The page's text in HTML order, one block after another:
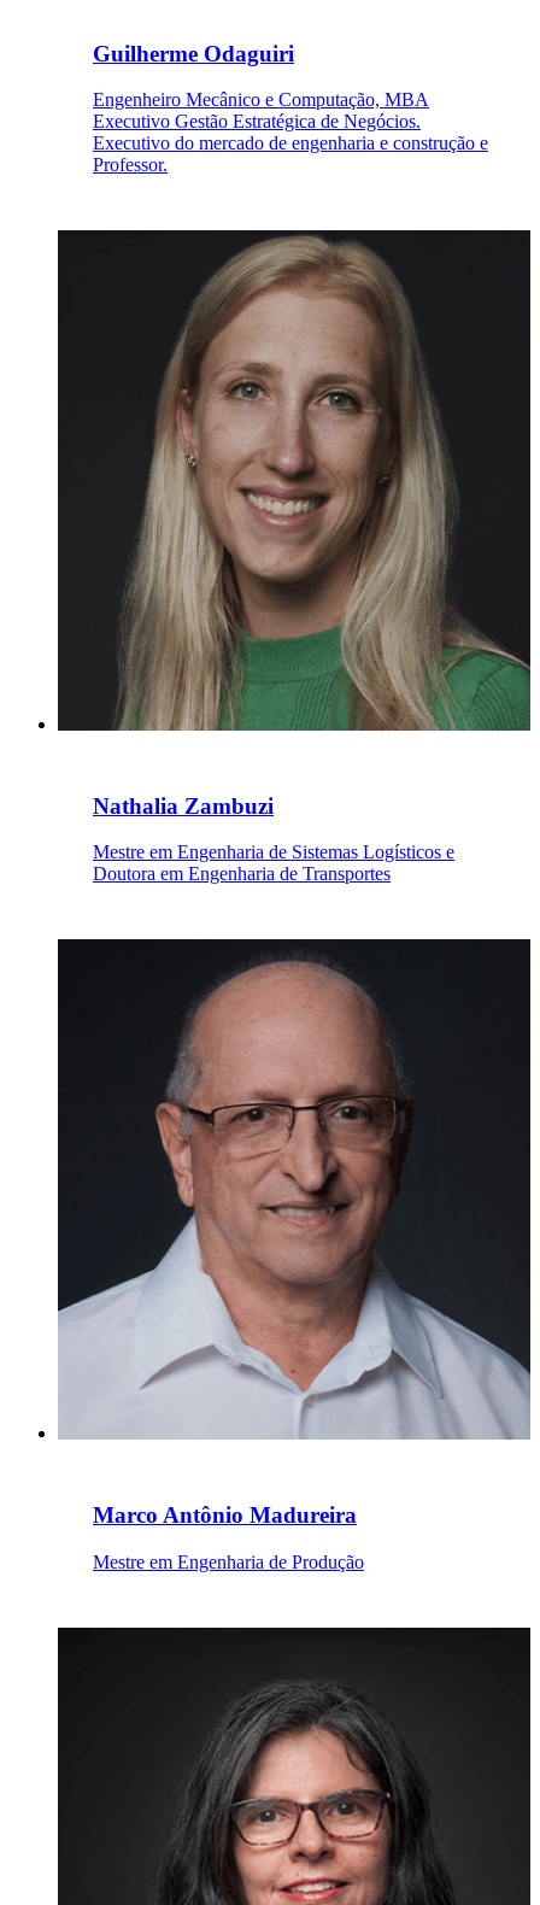
Guilherme Odaguiri
Engenheiro Mecânico e Computação, MBA
Executivo Gestão Estratégica de Negócios.
Executivo do mercado de engenharia e construção e
Professor.
Nathalia Zambuzi
Mestre em Engenharia de Sistemas Logísticos e
Doutora em Engenharia de Transportes
Marco Antônio Madureira
Mestre em Engenharia de Produção